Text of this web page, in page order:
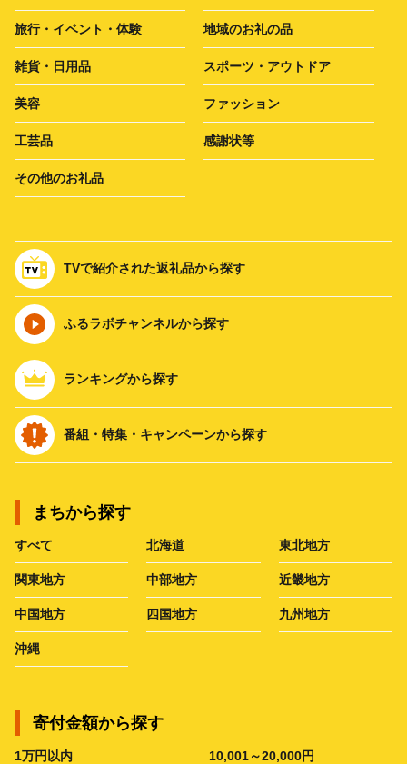
旅行・イベント・体験 地域のお礼の品
雑貨・日用品 スポーツ・アウトドア
美容 ファッション
工芸品 感謝状等
その他のお礼品
TVで紹介された返礼品から探す
ふるラボチャンネルから探す
ランキングから探す
番組・特集・キャンペーンから探す
まちから探す
すべて 北海道 東北地方
関東地方 中部地方 近畿地方
中国地方 四国地方 九州地方
沖縄
寄付金額から探す
1万円以内 10,001～20,000円